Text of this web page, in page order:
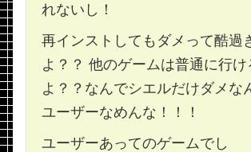
れないし！
再インストしてもダメって酷過
よ？？ 他のゲームは普通に行け
よ？？なんでシエルだけダメな
ユーザーなめんな！！！
ユーザーあってのゲームでし